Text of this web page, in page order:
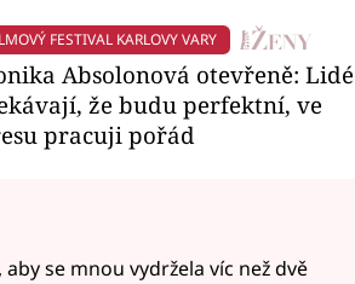
FESTIVAL KARLOVY VARY
Absolonová otevřeně: Lidé
že budu perfektní, ve
pracuji pořád
se mnou vydržela víc než dvě